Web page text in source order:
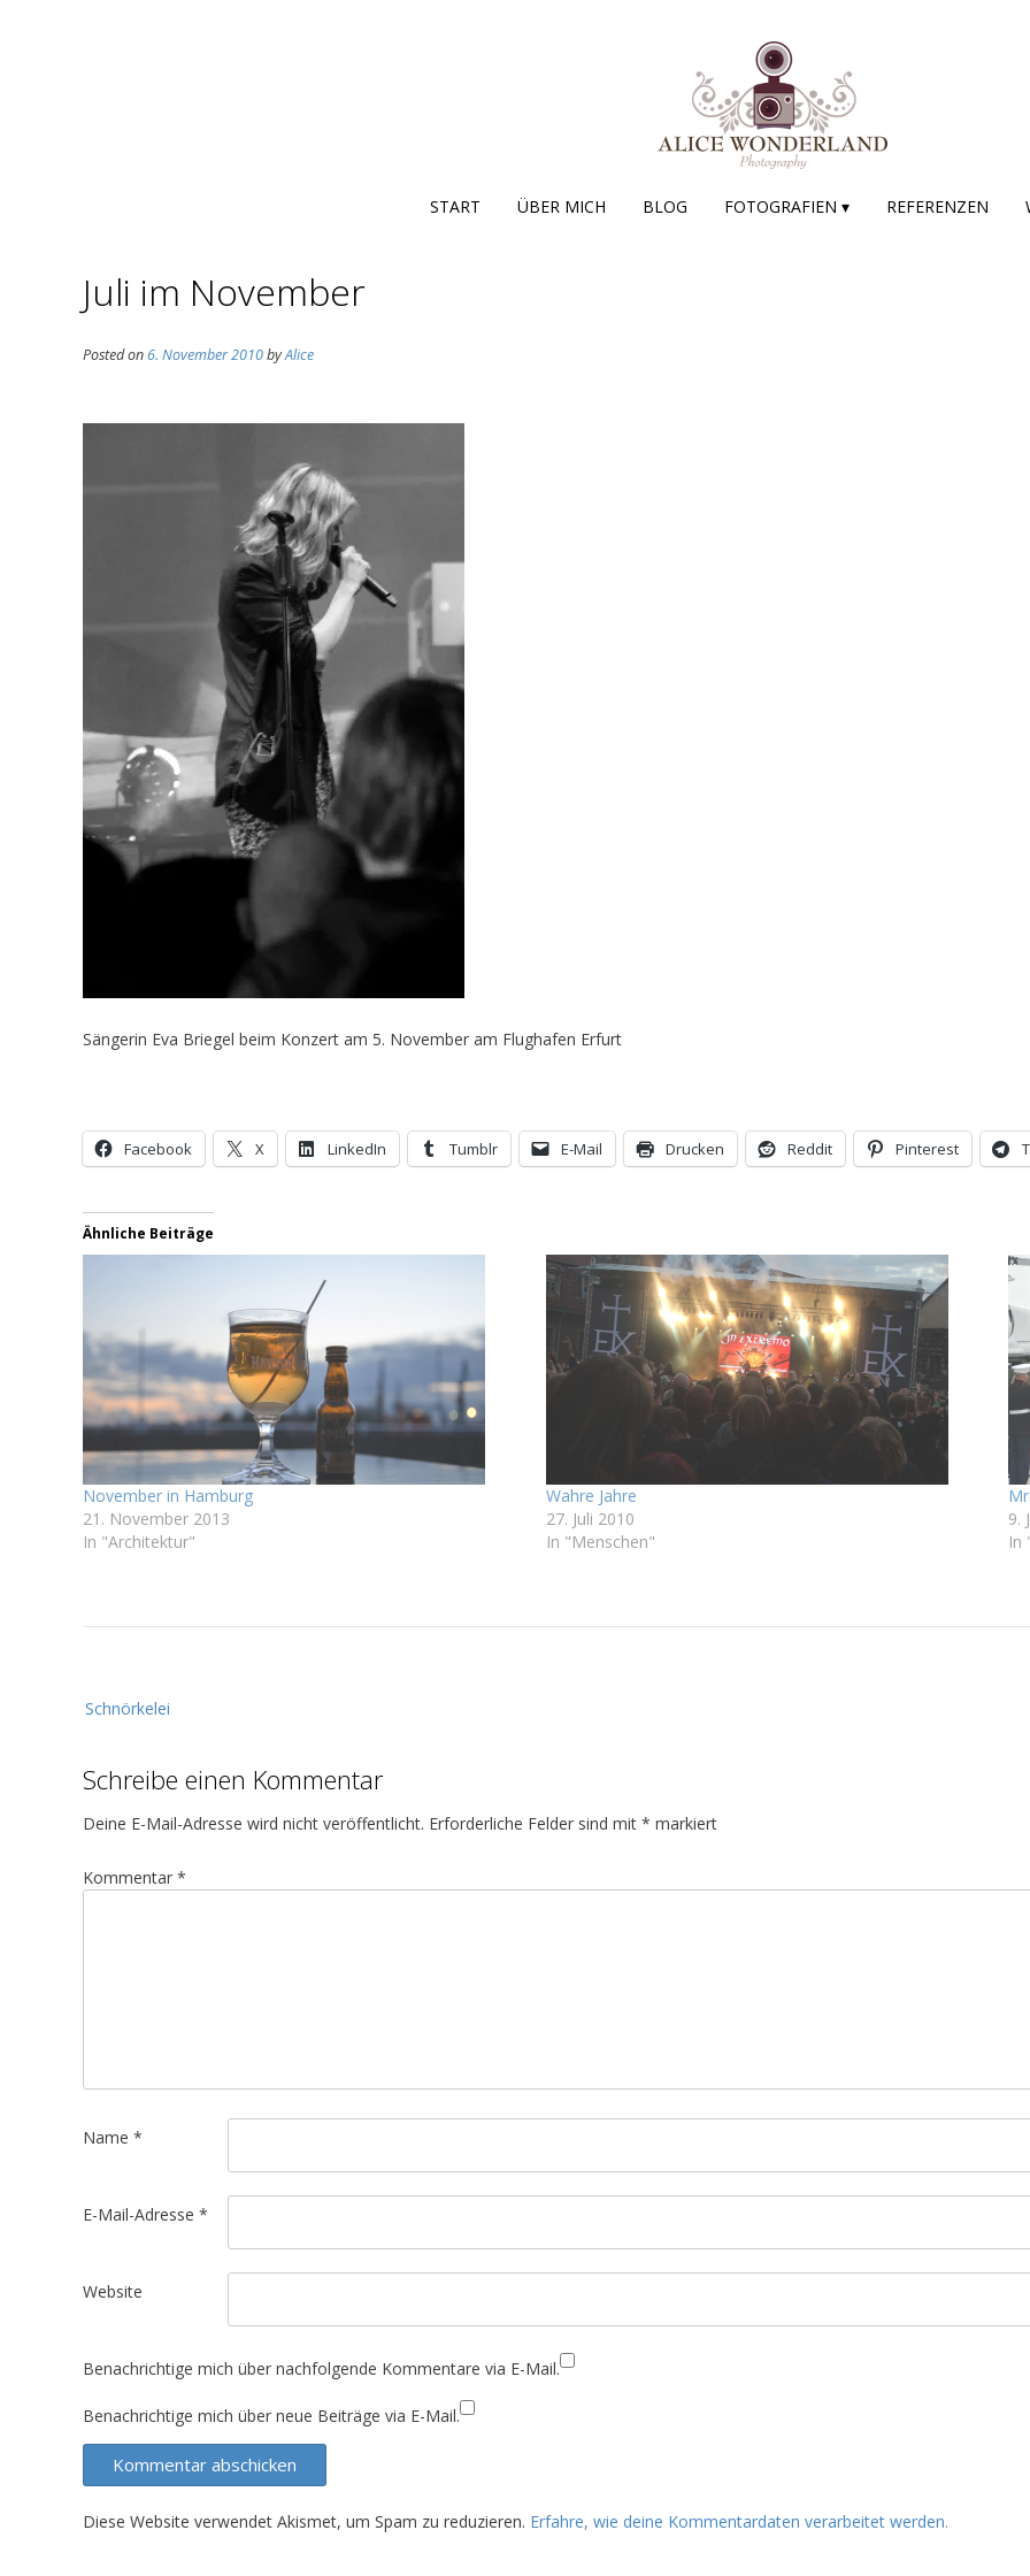
START ÜBER MICH BLOG FOTOGRAFIEN ▾ REFERENZEN
Juli im November
Posted on6. November 2010byAlice
Sängerin Eva Briegel beim Konzert am 5. November am Flughafen Erfurt
Facebook X LinkedIn Tumblr E-Mail Drucken Reddit Pinterest
Ähnliche Beiträge
November in Hamburg
21. November 2013
In "Architektur"
Wahre Jahre
27. Juli 2010
In "Menschen"
9.
In
e
t
r
g
g
t
o
Schnörkelei
Schreibe einen Kommentar
Deine E-Mail-Adresse wird nicht veröffentlicht. Erforderliche Felder sind mit * markiert
Kommentar *
Name *
E-Mail-Adresse *
Website
Benachrichtige mich über nachfolgende Kommentare via E-Mail.
Benachrichtige mich über neue Beiträge via E-Mail.
Diese Website verwendet Akismet, um Spam zu reduzieren. Erfahre, wie deine Kommentardaten verarbeitet werden.